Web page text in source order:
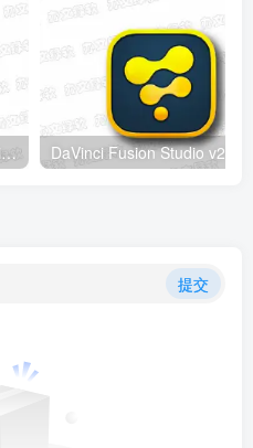
达芬奇 DaVinci Resolve Studio v21.0.4 Windows版 – 专业视频编辑与调色工具
提交